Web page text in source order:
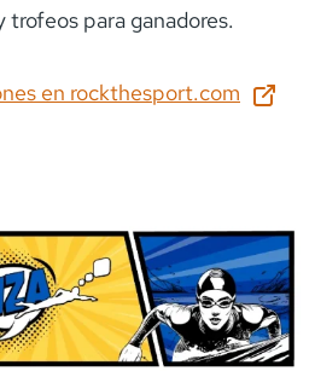
para ganadores.
en rockthesport.com